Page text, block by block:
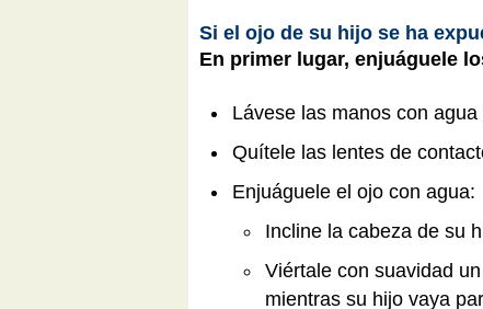
Si el ojo de su hijo se ha
En primer lugar, enjuáguele
Lávese las manos con
Quítele las lentes de
Enjuáguele el ojo con agua:
Incline la cabeza de su
Viértale con suavidad
mientras su hijo vaya